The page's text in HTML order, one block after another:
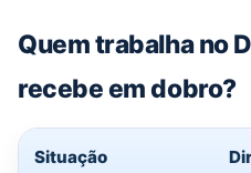
Quem trabalha no
recebe em dobro?
Situação